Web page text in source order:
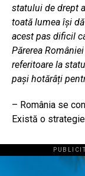
statului de drept
toată lumea își
acest pas dificil
Părerea
referitoare la
pași hotărâți
– România se
Există o